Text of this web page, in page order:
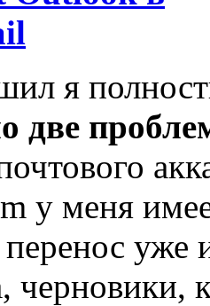
я
две
у меня
черновики,